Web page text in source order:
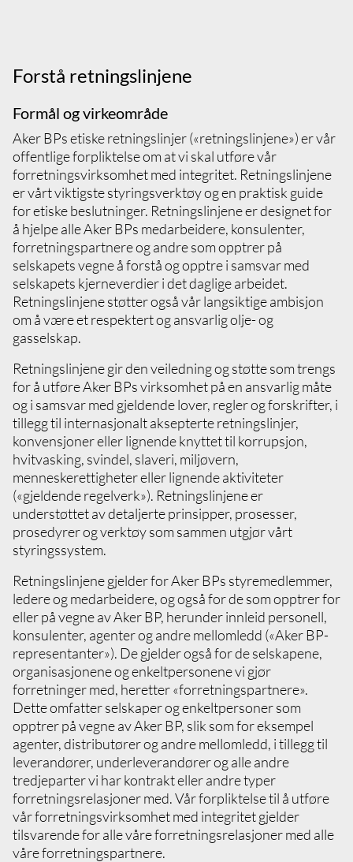
Forstå retningslinjene
Formål og virkeområde
Aker BPs etiske retningslinjer («retningslinjene») er vår
offentlige forpliktelse om at vi skal utføre vår
forretningsvirksomhet med integritet. Retningslinjene
er vårt viktigste styringsverktøy og en praktisk guide
for etiske beslutninger. Retningslinjene er designet for
å hjelpe alle Aker BPs medarbeidere, konsulenter,
forretningspartnere og andre som opptrer på
selskapets vegne å forstå og opptre i samsvar med
selskapets kjerneverdier i det daglige arbeidet.
Retningslinjene støtter også vår langsiktige ambisjon
om å være et respektert og ansvarlig olje- og
gasselskap.
Retningslinjene gir den veiledning og støtte som trengs
for å utføre Aker BPs virksomhet på en ansvarlig måte
og i samsvar med gjeldende lover, regler og forskrifter, i
tillegg til internasjonalt aksepterte retningslinjer,
konvensjoner eller lignende knyttet til korrupsjon,
hvitvasking, svindel, slaveri, miljøvern,
menneskerettigheter eller lignende aktiviteter
(«gjeldende regelverk»). Retningslinjene er
understøttet av detaljerte prinsipper, prosesser,
prosedyrer og verktøy som sammen utgjør vårt
styringssystem.
Retningslinjene gjelder for Aker BPs styremedlemmer,
ledere og medarbeidere, og også for de som opptrer for
eller på vegne av Aker BP, herunder innleid personell,
konsulenter, agenter og andre mellomledd («Aker BP-
representanter»). De gjelder også for de selskapene,
organisasjonene og enkeltpersonene vi gjør
forretninger med, heretter «forretningspartnere».
Dette omfatter selskaper og enkeltpersoner som
opptrer på vegne av Aker BP, slik som for eksempel
agenter, distributører og andre mellomledd, i tillegg til
leverandører, underleverandører og alle andre
tredjeparter vi har kontrakt eller andre typer
forretningsrelasjoner med. Vår forpliktelse til å utføre
vår forretningsvirksomhet med integritet gjelder
tilsvarende for alle våre forretningsrelasjoner med alle
våre forretningspartnere.